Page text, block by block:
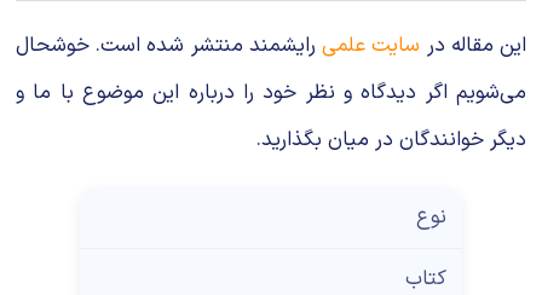
این مقاله در سایت علمیرایشمند منتشر شده است. خوشحال
می‌شویم اگر دیدگاه و نظر خود را درباره این موضوع با ما و
دیگر خوانندگان در میان بگذارید.
نوع
کتاب